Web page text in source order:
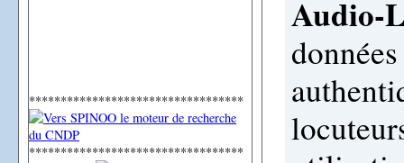
**********************************
**********************************
Audio-